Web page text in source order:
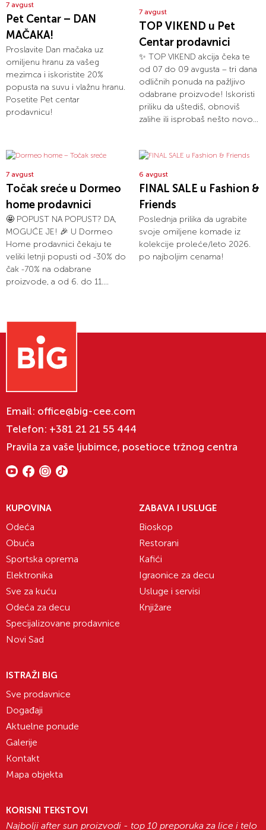
7 avgust
Pet Centar – DAN
MAČAKA!
Proslavite Dan mačaka uz
omiljenu hranu za vašeg
mezimca i iskoristite 20%
popusta na suvu i vlažnu hranu.
Posetite Pet centar
prodavnicu!
7 avgust
TOP VIKEND u Pet
Centar prodavnici
✨ TOP VIKEND akcija čeka te
od 07 do 09 avgusta – tri dana
odličnih ponuda na pažljivo
odabrane proizvode! Iskoristi
priliku da uštediš, obnoviš
zalihe ili isprobaš nešto novo...
7 avgust
Točak sreće u Dormeo
home prodavnici
🤩 POPUST NA POPUST? DA,
MOGUĆE JE! 🎉 U Dormeo
Home prodavnici čekaju te
veliki letnji popusti od -30% do
čak -70% na odabrane
proizvode, a od 6. do 11....
6 avgust
FINAL SALE u Fashion &
Friends
Poslednja prilika da ugrabite
svoje omiljene komade iz
kolekcije proleće/leto 2026.
po najboljim cenama!
Email: office@big-cee.com
Telefon: +381 21 21 55 444
Pravila za vaše ljubimce, posetioce tržnog centra
KUPOVINA
Odeća
Obuća
Sportska oprema
Elektronika
Sve za kuću
Odeća za decu
Specijalizovane prodavnice
Novi Sad
ZABAVA I USLUGE
Bioskop
Restorani
Kafići
Igraonice za decu
Usluge i servisi
Knjižare
ISTRAŽI BIG
Sve prodavnice
Događaji
Aktuelne ponude
Galerije
Kontakt
Mapa objekta
KORISNI TEKSTOVI
Najbolji after sun proizvodi - top 10 preporuka za lice i telo